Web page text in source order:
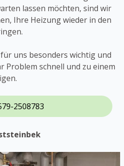
lassen möchten, sind wir
Ihre Heizung wieder in den
uns besonders wichtig und
Problem schnell und zu einem
2508783